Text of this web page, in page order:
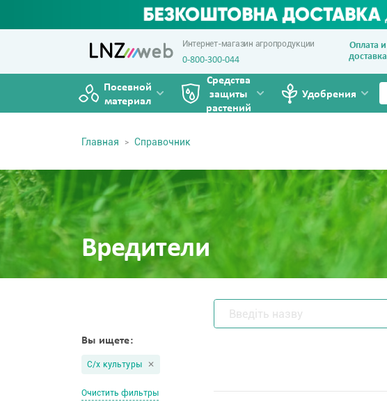
Интернет-магазин агропродукции
0-800-300-044
Оплата и
доставка
Посевной
материал
Средства
защиты
растений
Удобрения
Главная Справочник
Вредители
Вы ищете:
С/х культуры
Очистить фильтры